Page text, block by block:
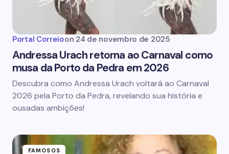
Portal Correioon 24 de novembro de 2025
Andressa Urach retorna ao Carnaval como
musa da Porto da Pedra em 2026
Descubra como Andressa Urach voltará ao Carnaval
2026 pela Porto da Pedra, revelando sua história e
ousadas ambições!
FAMOSOS